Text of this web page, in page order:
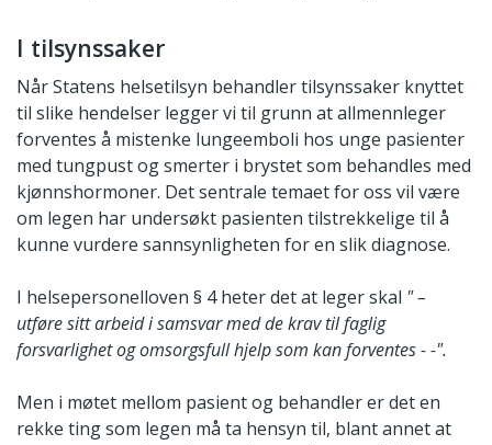
I tilsynssaker
Når Statens helsetilsyn behandler tilsynssaker knyttet
til slike hendelser legger vi til grunn at allmennleger
forventes å mistenke lungeemboli hos unge pasienter
med tungpust og smerter i brystet som behandles med
kjønnshormoner. Det sentrale temaet for oss vil være
om legen har undersøkt pasienten tilstrekkelige til å
kunne vurdere sannsynligheten for en slik diagnose.
I helsepersonelloven § 4 heter det at leger skal " –
utføre sitt arbeid i samsvar med de krav til faglig
forsvarlighet og omsorgsfull hjelp som kan forventes - -".
Men i møtet mellom pasient og behandler er det en
rekke ting som legen må ta hensyn til, blant annet at